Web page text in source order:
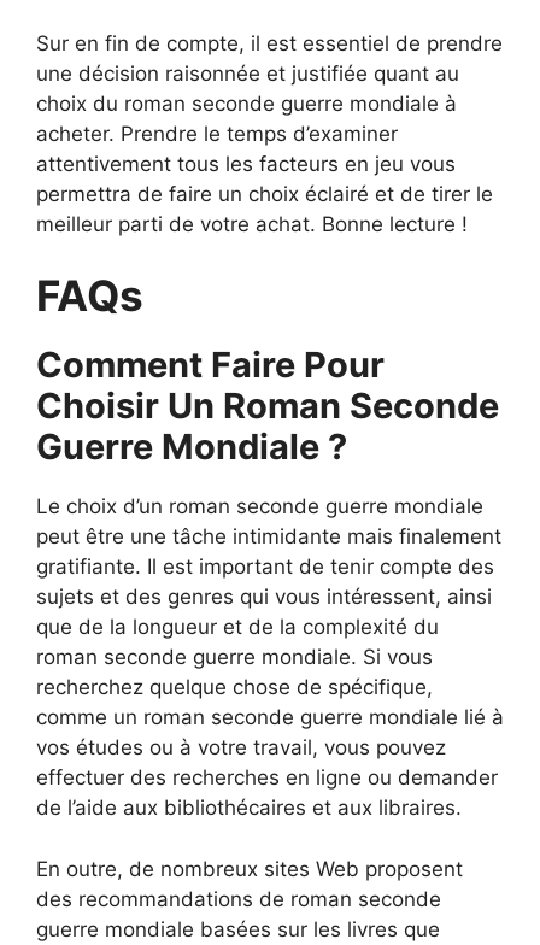
Sur en fin de compte, il est essentiel de prendre
une décision raisonnée et justifiée quant au
choix du roman seconde guerre mondiale à
acheter. Prendre le temps d’examiner
attentivement tous les facteurs en jeu vous
permettra de faire un choix éclairé et de tirer le
meilleur parti de votre achat. Bonne lecture !
FAQs
Comment Faire Pour
Choisir Un Roman Seconde
Guerre Mondiale ?
Le choix d’un roman seconde guerre mondiale
peut être une tâche intimidante mais finalement
gratifiante. Il est important de tenir compte des
sujets et des genres qui vous intéressent, ainsi
que de la longueur et de la complexité du
roman seconde guerre mondiale. Si vous
recherchez quelque chose de spécifique,
comme un roman seconde guerre mondiale lié à
vos études ou à votre travail, vous pouvez
effectuer des recherches en ligne ou demander
de l’aide aux bibliothécaires et aux libraires.
En outre, de nombreux sites Web proposent
des recommandations de roman seconde
guerre mondiale basées sur les livres que